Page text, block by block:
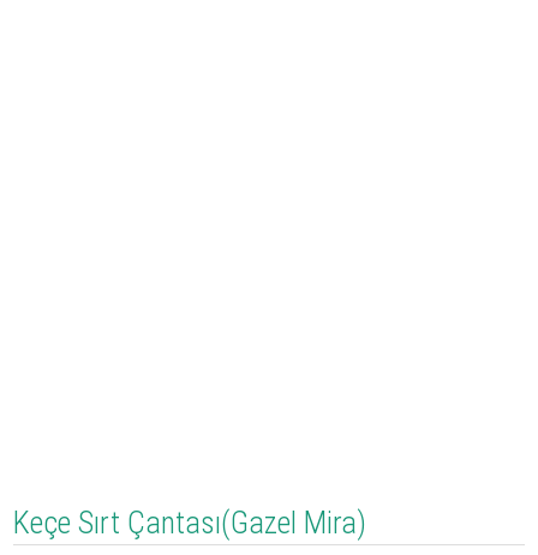
Keçe Sırt Çantası(Gazel Mira)